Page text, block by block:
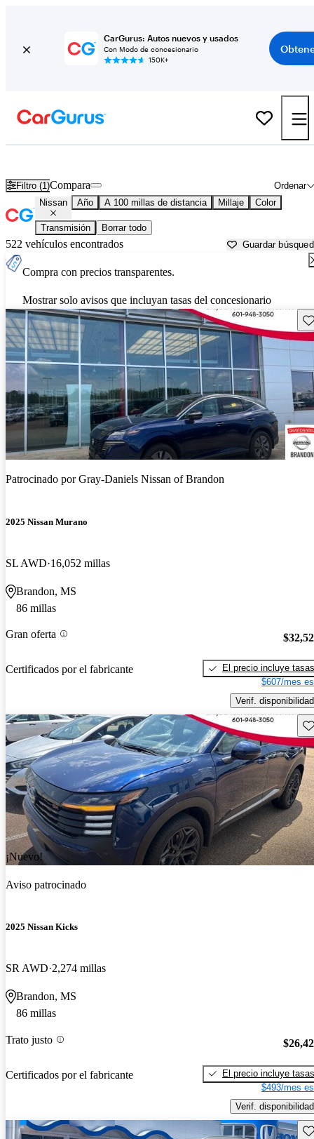
CarGurus: Autos nuevos y usados
Con Modo de concesionario
150K+
Filtro (1) Ordenar
Compara
Nissan Año A 100 millas de distancia Millaje Color
Transmisión Borrar todo
522 vehículos encontrados Guardar
Compra con precios transparentes.
Mostrar solo avisos que incluyan tasas del concesionario
Patrocinado porGray-Daniels Nissan of Brandon
2025 Nissan Murano
SL AWD 16,052 millas
Brandon, MS
86 millas
Gran oferta
Certificados por el fabricante
El precio incluye tasas
$607/mes
Verif. disponibilidad
¡Nuevo!
Aviso patrocinado
2025 Nissan Kicks
SR AWD 2,274 millas
Brandon, MS
86 millas
Trato justo
Certificados por el fabricante
El precio incluye tasas
$493/mes
Verif. disponibilidad